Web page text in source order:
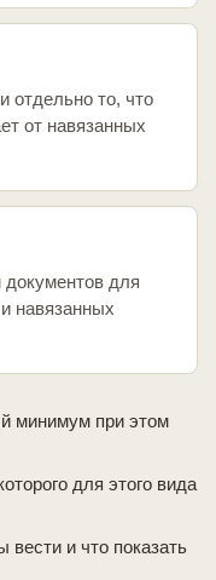
отдельно то, что
от навязанных
для
навязанных
минимум при этом
для этого вида
вести и что показать